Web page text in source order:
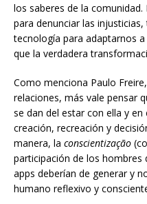
los saberes de la
para denunciar las
tecnología para adaptarnos
que la verdadera
Como menciona Paulo
relaciones, más vale pensar
se dan del estar con ella y
creación, recreación y
manera, la conscientização
participación de los hombres
apps deberían de generar y
humano reflexivo y